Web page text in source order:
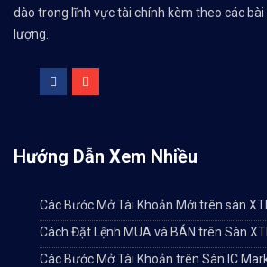
dào trong lĩnh vực tài chính kèm theo các
lượng.
Hướng Dẫn Xem Nhiều
Các Bước Mở Tài Khoản Mới trên sàn
Cách Đặt Lệnh MUA và BÁN trên Sàn
Các Bước Mở Tài Khoản trên Sàn IC